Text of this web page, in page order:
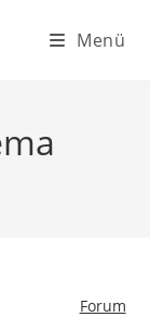
Menü
Forum